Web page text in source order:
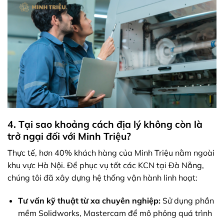
4. Tại sao khoảng cách địa lý không còn là
trở ngại đối với Minh Triệu?
Thực tế, hơn 40% khách hàng của Minh Triệu nằm ngoài
khu vực Hà Nội. Để phục vụ tốt các KCN tại Đà Nẵng,
chúng tôi đã xây dựng hệ thống vận hành linh hoạt:
Tư vấn kỹ thuật từ xa chuyên nghiệp:Sử dụng phần
mềm Solidworks, Mastercam để mô phỏng quá trình